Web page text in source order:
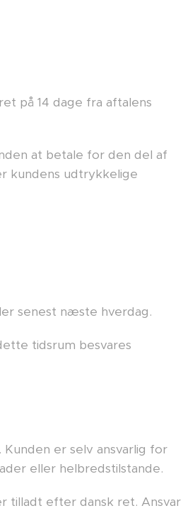
på 14 dage fra aftalens
at betale for den del af
kundens udtrykkelige
senest næste hverdag.
tidsrum besvares
er selv ansvarlig for
eller helbredstilstande.
tilladt efter dansk ret. Ansvar